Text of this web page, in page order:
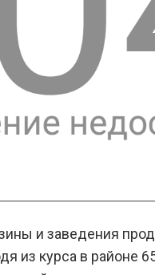
и заведения
из курса в районе